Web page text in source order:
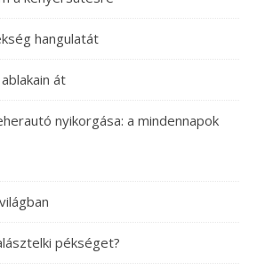
hangulatát
át
nyikorgása: a mindennapok
pékséget?